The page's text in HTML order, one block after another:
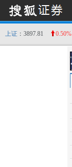
上证 ：3897.81 0.50%